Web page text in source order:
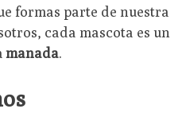
formas parte de nuestra
cada mascota es un
manada.